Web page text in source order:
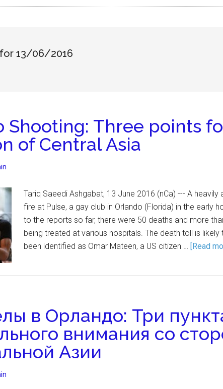
13/06/2016
Shooting: Three points
of Central Asia
Tariq Saeedi Ashgabat, 13 June 2016 (nCa) --- A
fire at Pulse, a gay club in Orlando (Florida) in the early
to the reports so far, there were 50 deaths and more
being treated at various hospitals. The death toll is likely
been identified as Omar Mateen, a US citizen … [Read
в Орландо: Три
внимания со
Азии